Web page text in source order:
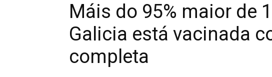
Máis do 95% maior de
Galicia está vacinada
completa